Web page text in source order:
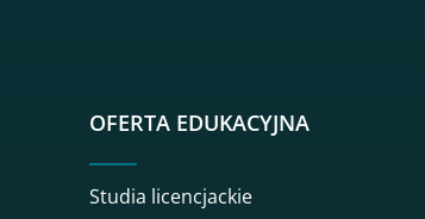
OFERTA EDUKACYJNA
Studia licencjackie